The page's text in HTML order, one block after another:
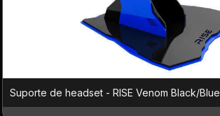
Suporte de headset - RISE Venom Black/Blue